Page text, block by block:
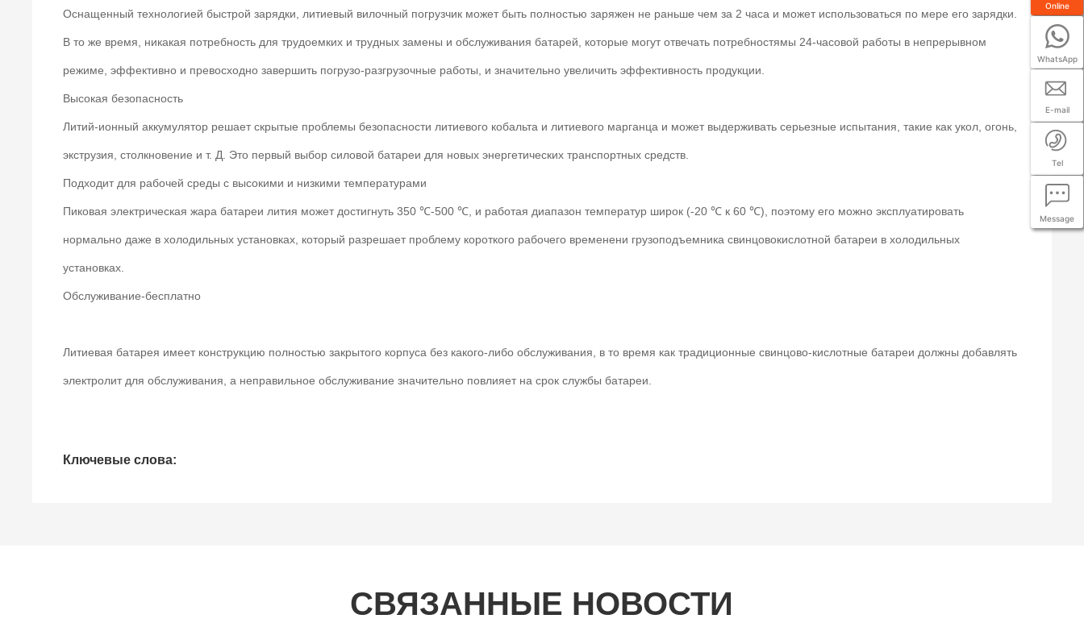
Оснащенный технологией быстрой зарядки, литиевый вилочный погрузчик может быть полностью заряжен не раньше чем за 2 часа и может использоваться по мере его зарядки.
В то же время, никакая потребность для трудоемких и трудных замены и обслуживания батарей, которые могут отвечать потребностямы 24-часовой работы в непрерывном
режиме, эффективно и превосходно завершить погрузо-разгрузочные работы, и значительно увеличить эффективность продукции.
Высокая безопасность
Литий-ионный аккумулятор решает скрытые проблемы безопасности литиевого кобальта и литиевого марганца и может выдерживать серьезные испытания, такие как укол, огонь,
экструзия, столкновение и т. Д. Это первый выбор силовой батареи для новых энергетических транспортных средств.
Подходит для рабочей среды с высокими и низкими температурами
Пиковая электрическая жара батареи лития может достигнуть 350 ℃-500 ℃, и работая диапазон температур широк (-20 ℃ к 60 ℃), поэтому его можно эксплуатировать
нормально даже в холодильных установках, который разрешает проблему короткого рабочего временени грузоподъемника свинцовокислотной батареи в холодильных
установках.
Обслуживание-бесплатно
Литиевая батарея имеет конструкцию полностью закрытого корпуса без какого-либо обслуживания, в то время как традиционные свинцово-кислотные батареи должны добавлять
электролит для обслуживания, а неправильное обслуживание значительно повлияет на срок службы батареи.
Ключевые слова:
СВЯЗАННЫЕ НОВОСТИ
Online
WhatsApp
E-mail
Tel
Message